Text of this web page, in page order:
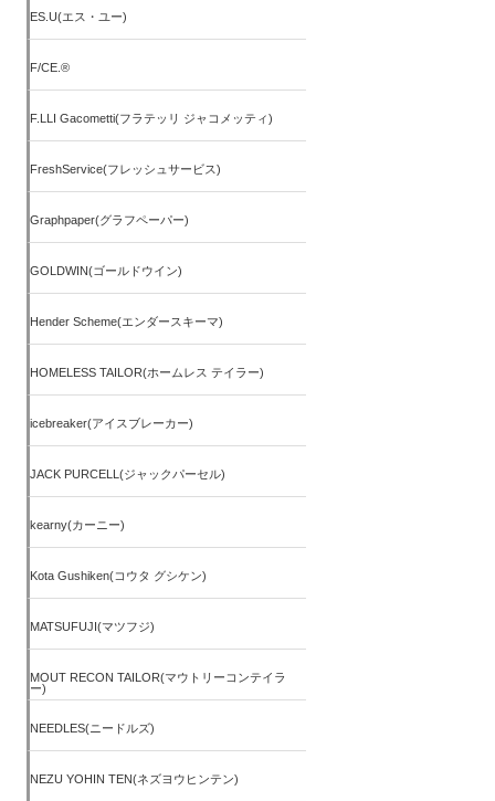
ES.U(エス・ユー)
F/CE.®
F.LLI Gacometti(フラテッリ ジャコメッティ)
FreshService(フレッシュサービス)
Graphpaper(グラフペーパー)
GOLDWIN(ゴールドウイン)
Hender Scheme(エンダースキーマ)
HOMELESS TAILOR(ホームレス テイラー)
icebreaker(アイスブレーカー)
JACK PURCELL(ジャックパーセル)
kearny(カーニー)
Kota Gushiken(コウタ グシケン)
MATSUFUJI(マツフジ)
MOUT RECON TAILOR(マウトリーコンテイラ
ー)
NEEDLES(ニードルズ)
NEZU YOHIN TEN(ネズヨウヒンテン)